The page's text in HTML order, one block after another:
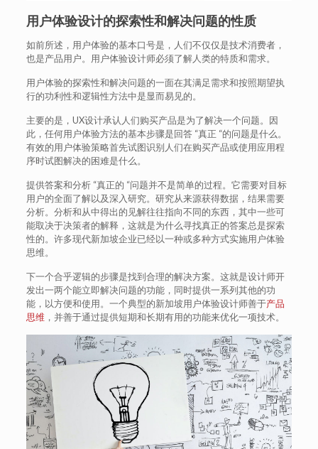
用户体验设计的探索性和解决问题的性质
如前所述，用户体验的基本口号是，人们不仅仅是技术消费者，
也是产品用户。用户体验设计师必须了解人类的特质和需求。
用户体验的探索性和解决问题的一面在其满足需求和按照期望执
行的功利性和逻辑性方法中是显而易见的。
主要的是，UX设计承认人们购买产品是为了解决一个问题。因
此，任何用户体验方法的基本步骤是回答 “真正 “的问题是什么。
有效的用户体验策略首先试图识别人们在购买产品或使用应用程
序时试图解决的困难是什么。
提供答案和分析 “真正的 “问题并不是简单的过程。它需要对目标
用户的全面了解以及深入研究。研究从来源获得数据，结果需要
分析。分析和从中得出的见解往往指向不同的东西，其中一些可
能取决于决策者的解释，这就是为什么寻找真正的答案总是探索
性的。许多现代新加坡企业已经以一种或多种方式实施用户体验
思维。
下一个合乎逻辑的步骤是找到合理的解决方案。这就是设计师开
发出一两个能立即解决问题的功能，同时提供一系列其他的功
能，以方便和使用。一个典型的新加坡用户体验设计师善于产品
思维 ，并善于通过提供短期和长期有用的功能来优化一项技术。